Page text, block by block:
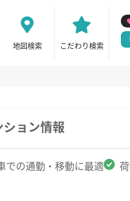
地図検索 こだわり検索
ョン情報
での通勤・移動に最適